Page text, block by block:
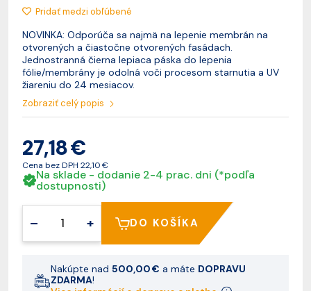
Pridať medzi obľúbené
NOVINKA: Odporúča sa najmä na lepenie membrán na
otvorených a čiastočne otvorených fasádach.
Jednostranná čierna lepiaca páska do lepenia
fólie/membrány je odolná voči procesom starnutia a UV
žiareniu do 24 mesiacov.
Zobraziť celý popis
27,18 €
Cena bez DPH 22,10 €
Na sklade - dodanie 2-4 prac. dni (*podľa
dostupnosti)
– + DO KOŠÍKA
Nakúpte nad 500,00 € a máte DOPRAVU
ZDARMA!